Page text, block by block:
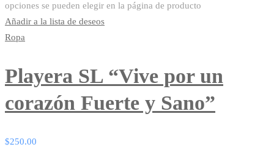
opciones se pueden elegir en la página de producto
Añadir a la lista de deseos
Ropa
Playera SL “Vive por un
corazón Fuerte y Sano”
$250.00